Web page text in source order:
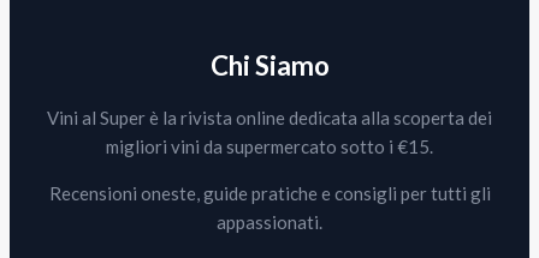
Chi Siamo
Vini al Super è la rivista online dedicata alla scoperta dei
migliori vini da supermercato sotto i €15.
Recensioni oneste, guide pratiche e consigli per tutti gli
appassionati.